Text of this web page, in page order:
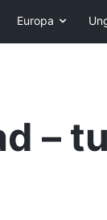
Europa
–